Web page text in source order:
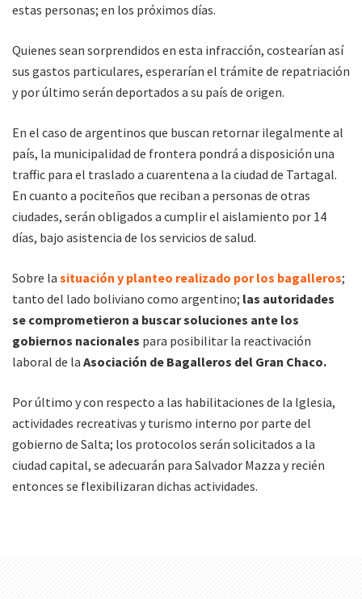
estas personas; en los próximos días.
Quienes sean sorprendidos en esta infracción, costearían así
sus gastos particulares, esperarían el trámite de repatriación
y por último serán deportados a su país de origen.
En el caso de argentinos que buscan retornar ilegalmente al
país, la municipalidad de frontera pondrá a disposición una
traffic para el traslado a cuarentena a la ciudad de Tartagal.
En cuanto a pociteños que reciban a personas de otras
ciudades, serán obligados a cumplir el aislamiento por 14
días, bajo asistencia de los servicios de salud.
Sobre la situación y planteo realizado por los bagalleros;
tanto del lado boliviano como argentino; las autoridades
se comprometieron a buscar soluciones ante los
gobiernos nacionales para posibilitar la reactivación
laboral de la Asociación de Bagalleros del Gran Chaco.
Por último y con respecto a las habilitaciones de la Iglesia,
actividades recreativas y turismo interno por parte del
gobierno de Salta; los protocolos serán solicitados a la
ciudad capital, se adecuarán para Salvador Mazza y recién
entonces se flexibilizaran dichas actividades.